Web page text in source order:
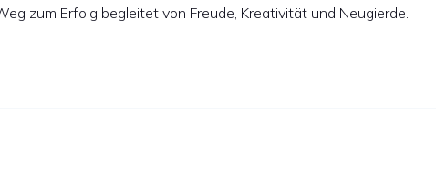
zum Erfolg begleitet von Freude, Kreativität und Neugierde.